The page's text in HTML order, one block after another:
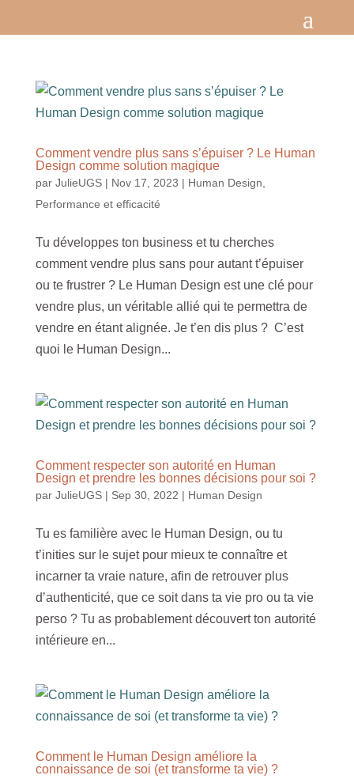
Comment vendre plus sans s’épuiser ? Le Human
Design comme solution magique
par JulieUGS| Nov 17, 2023 | Human Design
Performance et efficacité
Tu développes ton business et tu cherches
comment vendre plus sans pour autant t’épuiser
ou te frustrer ? Le Human Design est une clé pour
vendre plus, un véritable allié qui te permettra de
vendre en étant alignée. Je t’en dis plus ? C’est
quoi le Human Design...
Comment respecter son autorité en Human
Design et prendre les bonnes décisions pour soi ?
par JulieUGS| Sep 30, 2022 | Human Design
Tu es familière avec le Human Design, ou tu
t’inities sur le sujet pour mieux te connaître et
incarner ta vraie nature, afin de retrouver plus
d’authenticité, que ce soit dans ta vie pro ou ta vie
perso ? Tu as probablement découvert ton autorité
intérieure en...
Comment le Human Design améliore la
connaissance de soi (et transforme ta vie) ?